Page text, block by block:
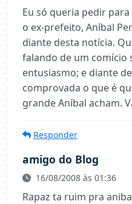
Eu só queria pedir
o ex-prefeito, Aníbal
diante desta notícia.
falando de um comício
entusiasmo; e diante
comprovada o que é
grande Aníbal acham.
Responder
amigo do Blog
16/08/2008 às 01:36
Rapaz ta ruim pra